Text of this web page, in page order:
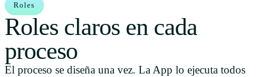
Roles
Roles claros en cada
proceso
El proceso se diseña una vez. La App lo ejecuta todos